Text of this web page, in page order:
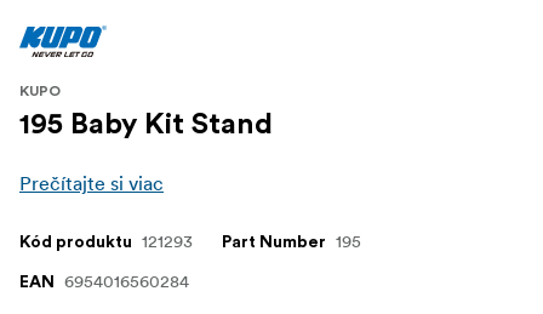
KUPO
195 Baby Kit Stand
Prečítajte si viac
Kód produktu 121293 Part Number 195
EAN 6954016560284